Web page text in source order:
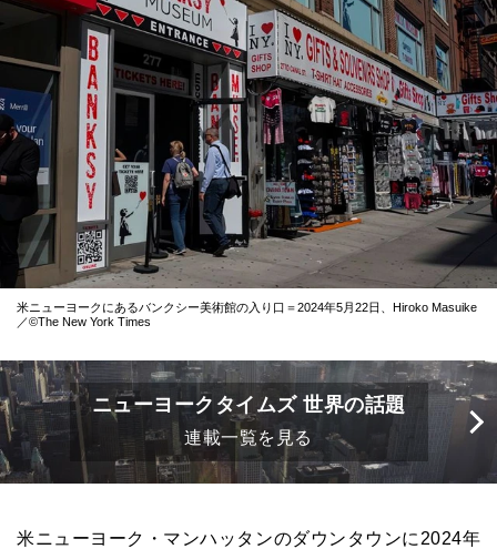
米ニューヨークにあるバンクシー美術館の入り口＝2024年5月22日、Hiroko Masuike
／©The New York Times
ニューヨークタイムズ 世界の話題
連載一覧を見る
米ニューヨーク・マンハッタンのダウンタウンに2024年